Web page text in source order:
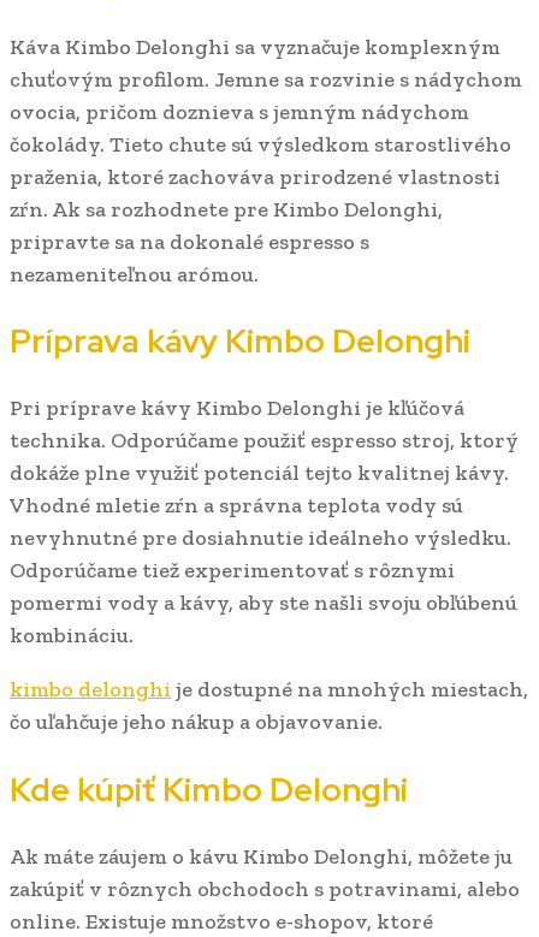
Káva Kimbo Delonghi sa vyznačuje komplexným
chuťovým profilom. Jemne sa rozvinie s nádychom
ovocia, pričom doznieva s jemným nádychom
čokolády. Tieto chute sú výsledkom starostlivého
praženia, ktoré zachováva prirodzené vlastnosti
zŕn. Ak sa rozhodnete pre Kimbo Delonghi,
pripravte sa na dokonalé espresso s
nezameniteľnou arómou.
Príprava kávy Kimbo Delonghi
Pri príprave kávy Kimbo Delonghi je kľúčová
technika. Odporúčame použiť espresso stroj, ktorý
dokáže plne využiť potenciál tejto kvalitnej kávy.
Vhodné mletie zŕn a správna teplota vody sú
nevyhnutné pre dosiahnutie ideálneho výsledku.
Odporúčame tiež experimentovať s rôznymi
pomermi vody a kávy, aby ste našli svoju obľúbenú
kombináciu.
kimbo delonghi je dostupné na mnohých miestach,
čo uľahčuje jeho nákup a objavovanie.
Kde kúpiť Kimbo Delonghi
Ak máte záujem o kávu Kimbo Delonghi, môžete ju
zakúpiť v rôznych obchodoch s potravinami, alebo
online. Existuje množstvo e-shopov, ktoré